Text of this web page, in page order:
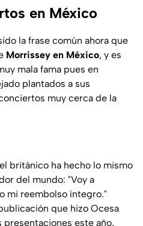
en México
la frase común ahora que
Morrissey en México, y es
mala fama pues en
plantados a sus
muy cerca de la
británico ha hecho lo mismo
del mundo: "Voy a
mi reembolso íntegro."
que hizo Ocesa
presentaciones este año,